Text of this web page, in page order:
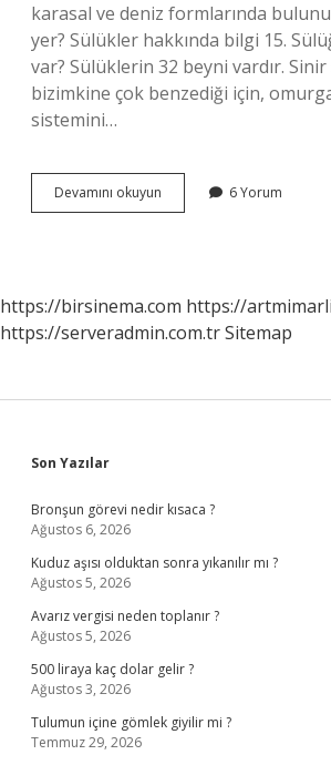
karasal ve deniz formlarında
yer? Sülükler hakkında bilgi 15.
var? Sülüklerin 32 beyni vardır.
bizimkine çok benzediği için,
sistemini…
Devamını okuyun
Nasıl
6 Yorum
https://birsinema.com https://
https://serveradmin.com.trSitemap
Sidebar
Son Yazılar
Bronşun görevi nedir kısaca ?
Ağustos 6, 2026
Kuduz aşısı olduktan sonra yıkanılır mı ?
Ağustos 5, 2026
Avarız vergisi neden toplanır ?
Ağustos 5, 2026
500 liraya kaç dolar gelir ?
Ağustos 3, 2026
Tulumun içine gömlek giyilir mi ?
Temmuz 29, 2026